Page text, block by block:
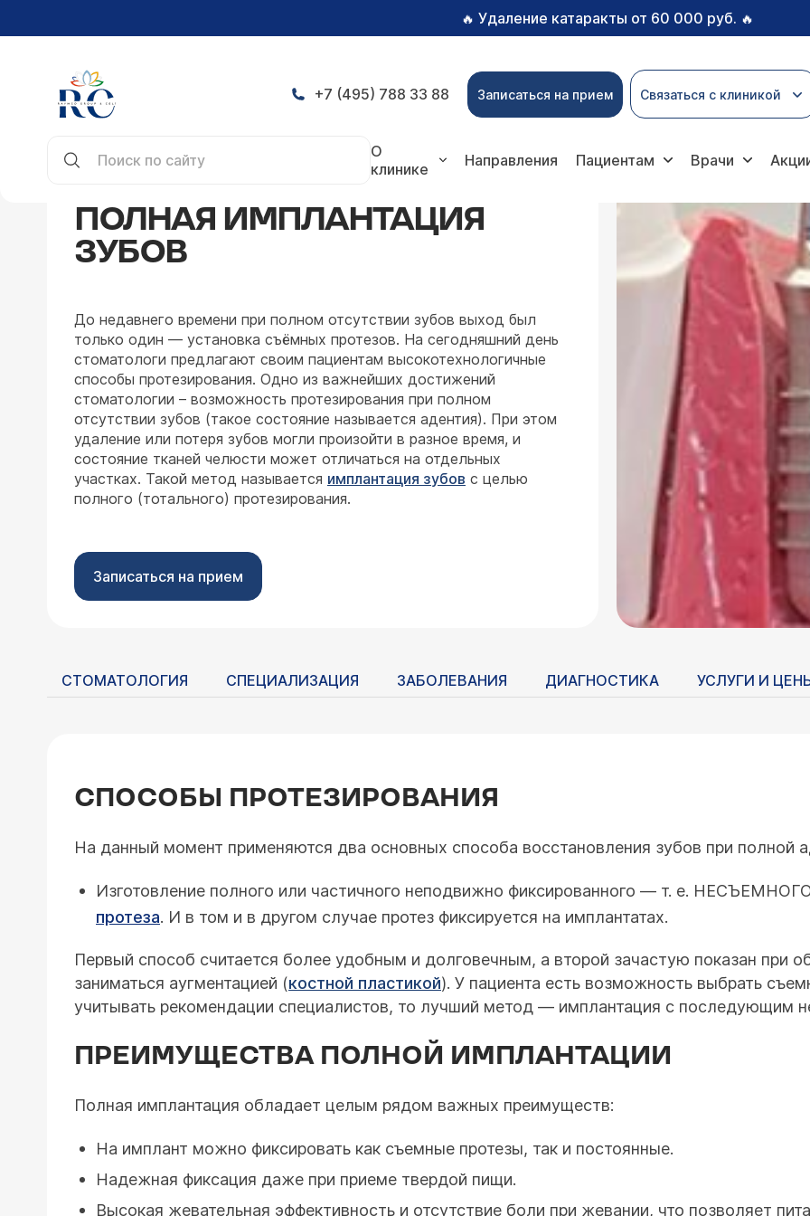
🔥 Удаление катаракты от 60 000 руб. 🔥
+7 (495) 788 33 88 Записаться на прием Связаться с клиникой
О
клинике
Направления Пациентам Врачи
ПОЛНАЯ ИМПЛАНТАЦИЯ
ЗУБОВ
До недавнего времени при полном отсутствии зубов выход был
только один — установка съёмных протезов. На сегодняшний день
стоматологи предлагают своим пациентам высокотехнологичные
способы протезирования. Одно из важнейших достижений
стоматологии – возможность протезирования при полном
отсутствии зубов (такое состояние называется адентия). При этом
удаление или потеря зубов могли произойти в разное время, и
состояние тканей челюсти может отличаться на отдельных
участках. Такой метод называется имплантация зубов с целью
полного (тотального) протезирования.
Записаться на прием
СТОМАТОЛОГИЯ СПЕЦИАЛИЗАЦИЯ ЗАБОЛЕВАНИЯ ДИАГНОСТИКА УСЛУГИ И
СПОСОБЫ ПРОТЕЗИРОВАНИЯ
На данный момент применяются два основных способа восстановления зубов при полной
Изготовление полного или частичного неподвижно фиксированного — т. е.
протеза. И в том и в другом случае протез фиксируется на имплантатах.
Первый способ считается более удобным и долговечным, а второй зачастую показан при
заниматься аугментацией (костной пластикой). У пациента есть возможность выбрать
учитывать рекомендации специалистов, то лучший метод — имплантация с последующим
ПРЕИМУЩЕСТВА ПОЛНОЙ ИМПЛАНТАЦИИ
Полная имплантация обладает целым рядом важных преимуществ:
На имплант можно фиксировать как съемные протезы, так и постоянные.
Надежная фиксация даже при приеме твердой пищи.
Высокая жевательная эффективность и отсутствие боли при жевании, что позволяет